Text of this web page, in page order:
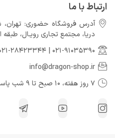
ارتباط با ما
آدرس فروشگاه حضوری: تهران،
دريا، مجتمع تجارى رويـال، طبقه اول، واحد 110
021-91035390
28423344
info@dragon-shop.ir
7 روز هفته، 10 صبح تا 9 شب پاسخگوی شما عزیزان هستیم.